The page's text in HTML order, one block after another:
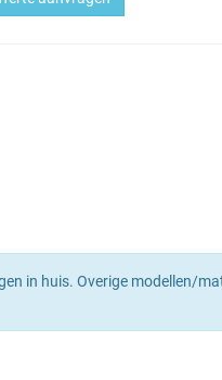
in huis. Overige modellen/